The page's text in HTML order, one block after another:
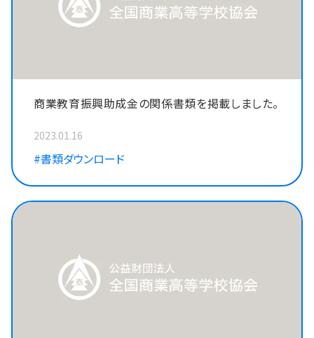
商業教育振興助成金の関係書類を掲載しました。
2023.01.16
#書類ダウンロード